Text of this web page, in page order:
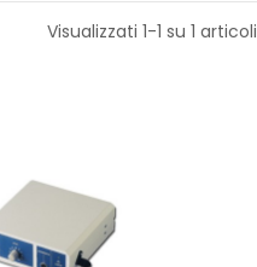
Visualizzati 1-1 su 1 articoli